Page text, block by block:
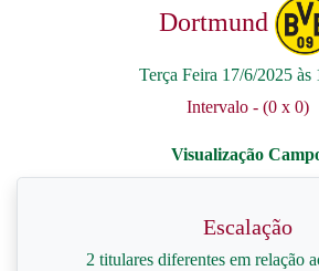
Dortmund
Terça Feira 17/6/2025 às
Intervalo - (0 x 0)
Escalação
2 titulares diferentes em relação